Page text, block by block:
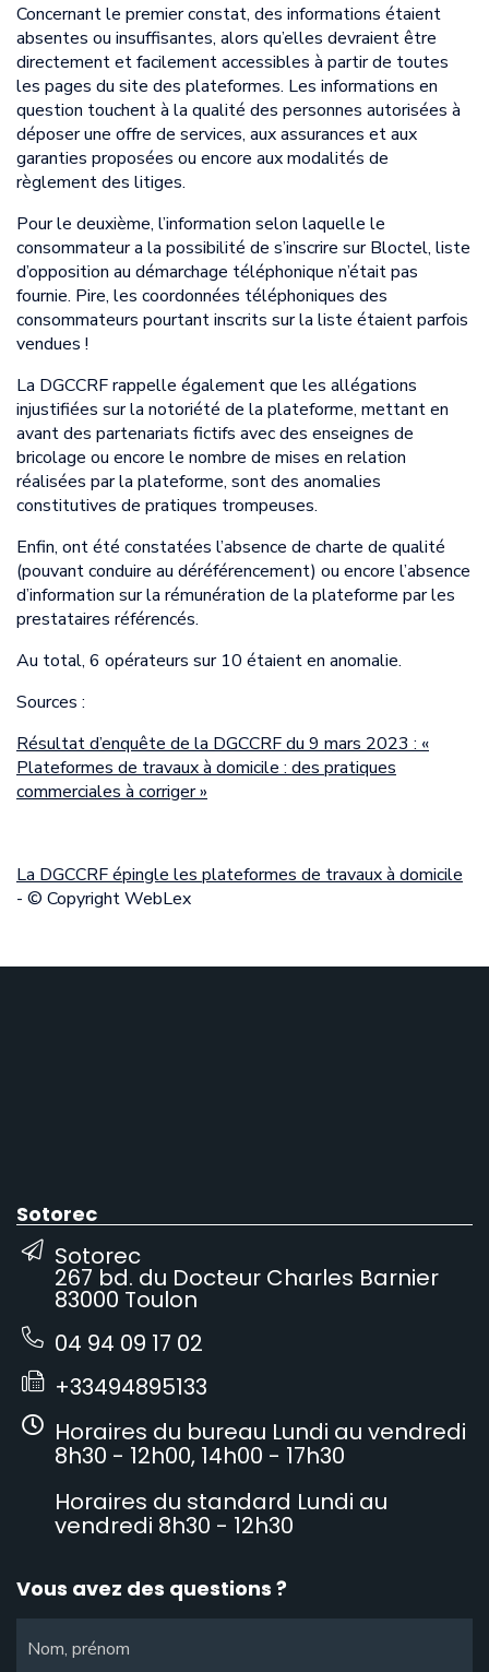
Concernant le premier constat, des informations étaient
absentes ou insuffisantes, alors qu’elles devraient être
directement et facilement accessibles à partir de toutes
les pages du site des plateformes. Les informations en
question touchent à la qualité des personnes autorisées à
déposer une offre de services, aux assurances et aux
garanties proposées ou encore aux modalités de
règlement des litiges.
Pour le deuxième, l’information selon laquelle le
consommateur a la possibilité de s’inscrire sur Bloctel, liste
d’opposition au démarchage téléphonique n’était pas
fournie. Pire, les coordonnées téléphoniques des
consommateurs pourtant inscrits sur la liste étaient parfois
vendues !
La DGCCRF rappelle également que les allégations
injustifiées sur la notoriété de la plateforme, mettant en
avant des partenariats fictifs avec des enseignes de
bricolage ou encore le nombre de mises en relation
réalisées par la plateforme, sont des anomalies
constitutives de pratiques trompeuses.
Enfin, ont été constatées l’absence de charte de qualité
(pouvant conduire au déréférencement) ou encore l’absence
d’information sur la rémunération de la plateforme par les
prestataires référencés.
Au total, 6 opérateurs sur 10 étaient en anomalie.
Sources :
Résultat d’enquête de la DGCCRF du 9 mars 2023 : «
Plateformes de travaux à domicile : des pratiques
commerciales à corriger »
La DGCCRF épingle les plateformes de travaux à domicile
- © Copyright WebLex
Sotorec
Sotorec
267 bd. du Docteur Charles Barnier
83000 Toulon
04 94 09 17 02
+33494895133
Horaires du bureau Lundi au vendredi
8h30 - 12h00, 14h00 - 17h30
Horaires du standard Lundi au
vendredi 8h30 - 12h30
Vous avez des questions ?
Nom, prénom